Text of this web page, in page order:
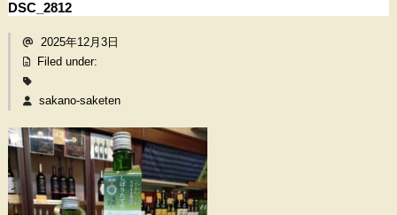
DSC_2812
2025年12月3日
Filed under:
sakano-saketen